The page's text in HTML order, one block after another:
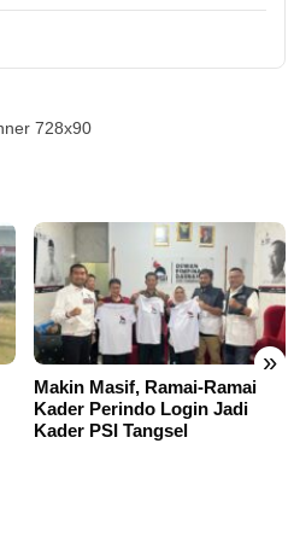
»
Makin Masif, Ramai-Ramai
Kader Perindo Login Jadi
Kader PSI Tangsel